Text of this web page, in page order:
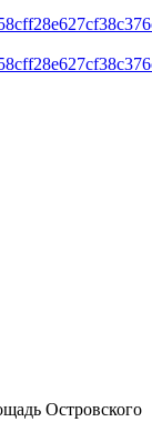
Островского